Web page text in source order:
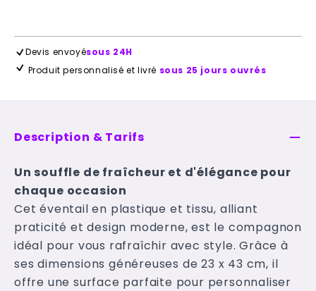
Devis envoyésous 24H
Produit personnalisé et livré sous 25 jours ouvrés
Description & Tarifs
Un souffle de fraîcheur et d'élégance pour
chaque occasion
Cet éventail en plastique et tissu, alliant
praticité et design moderne, est le compagnon
idéal pour vous rafraîchir avec style. Grâce à
ses dimensions généreuses de 23 x 43 cm, il
offre une surface parfaite pour personnaliser